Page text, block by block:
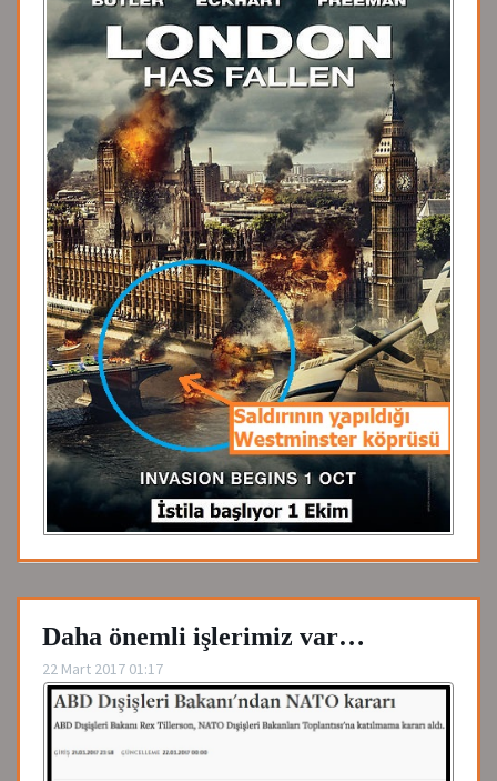
Daha önemli işlerimiz var…
22 Mart 2017 01:17